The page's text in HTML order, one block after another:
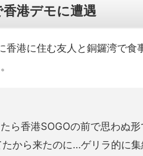
港デモに遭遇
香港に住む友人と銅鑼湾で食
ら香港SOGOの前で思わぬ
から来たのに…ゲリラ的に